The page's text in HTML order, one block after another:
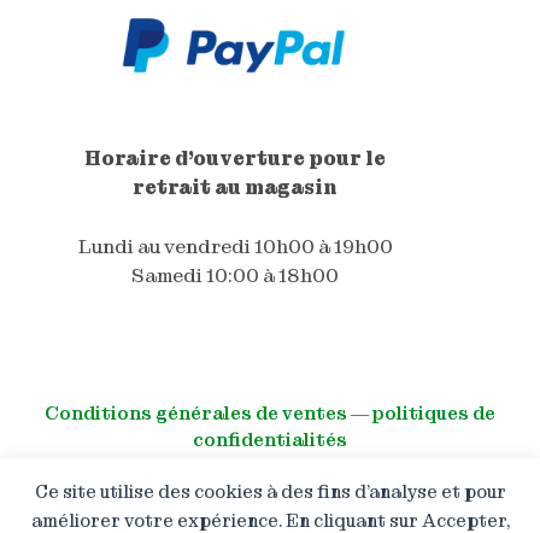
Ce site utilise des cookies à des fins d’analyse et pour
améliorer votre expérience. En cliquant sur Accepter,
Horaire d'ouverture pour le
retrait au magasin
Lundi au vendredi 10h00 à 19h00
Samedi 10:00 à 18h00
Conditions générales de ventes ―politiques de
confidentialités
© All right reserved